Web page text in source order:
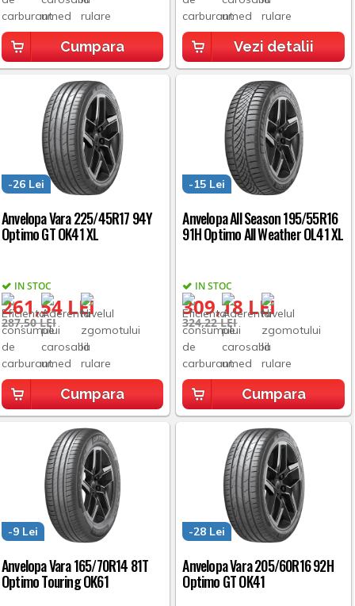
Cumpara Vezi detalii
Anvelopa Vara 225/45R17 94Y
Optimo GT OK41 XL
IN STOC
261,54 LEI
-26 Lei
287,50 LEI
Cumpara
Anvelopa All Season 195/55R16
91H Optimo All Weather OL41 XL
IN STOC
309,18 LEI
-15 Lei
324,22 LEI
Cumpara
Anvelopa Vara 165/70R14 81T
Optimo Touring OK61
-9 Lei
Anvelopa Vara 205/60R16 92H
Optimo GT OK41
-28 Lei